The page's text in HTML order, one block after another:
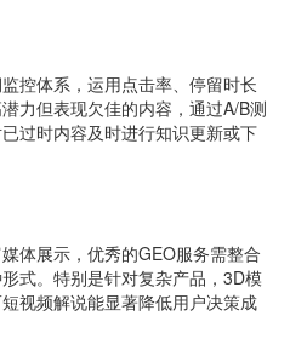
控体系，运用点击率、停留时长
力但表现欠佳的内容，通过A/B测
过时内容及时进行知识更新或下
体展示，优秀的GEO服务需整合
式。特别是针对复杂产品，3D模
视频解说能显著降低用户决策成